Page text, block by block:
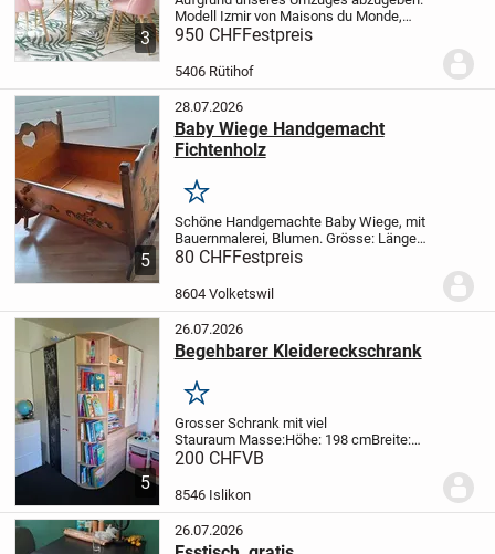
3
Modell Izmir von Maisons du Monde,
Masse: LxB 200x120cm, Neupreis 1.700
CHF. Gewicht 140kg. Sehr guter Zustand.
950 CHFFestpreis
5406 Rütihof
5
28.07.2026
Baby Wiege Handgemacht
Fichtenholz
Merken
Schöne Handgemachte Baby Wiege, mit
Bauernmalerei, Blumen. Grösse: Länge
72cm Breite 62cm Höhe 56cm.
Die Wiege lässt sich auf 4
Füsse verstellen,somit...
80 CHFFestpreis
8604 Volketswil
5
26.07.2026
Begehbarer Kleidereckschrank
Merken
Grosser Schrank mit viel
Stauraum Masse:Höhe: 198 cmBreite:
124 cmTiefe: 148 cm
inzwischen zu viel Platz einnimmt.
200 CHFVB
8546 Islikon
26.07.2026